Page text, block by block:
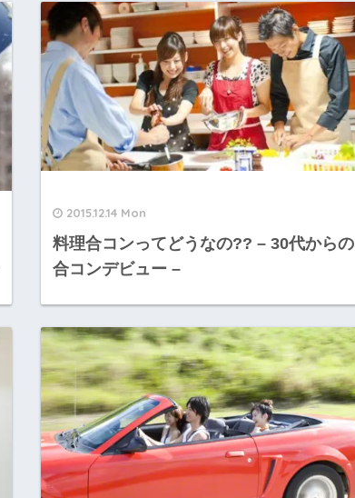
2015.12.14 Mon
料理合コンってどうなの?? – 30代からの
合コンデビュー –